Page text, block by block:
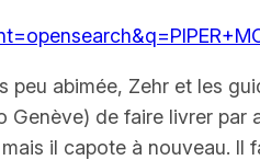
peu abimée, Zehr et les
de faire livrer par
il capote à nouveau. Il